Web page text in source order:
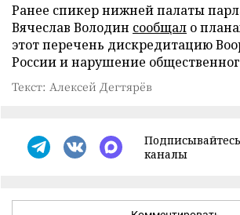
Ранее спикер нижней палаты
Вячеслав Володин сообщал о
этот перечень дискредитацию
России и нарушение
Текст: Алексей Дегтярёв
каналы